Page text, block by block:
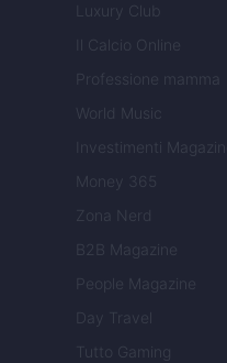
Luxury Club
Il Calcio Online
Professione mamma
World Music
Investimenti Magazine
Money 365
Zona Nerd
B2B Magazine
People Magazine
Day Travel
Tutto Gaming